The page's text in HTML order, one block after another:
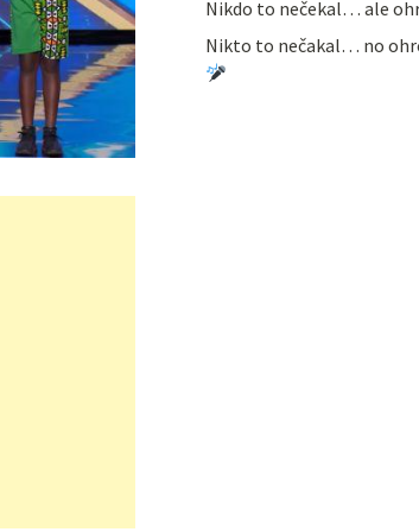
Nikdo to nečekal… ale
Nikto to nečakal… no